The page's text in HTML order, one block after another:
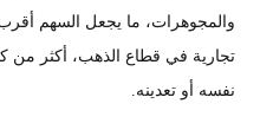
والمجوهرات، ما يجعل السهم
تجارية في قطاع الذهب، أكثر من
نفسه أو تعدينه.